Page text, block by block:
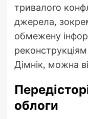
тривалого
джерела,
обмежену
Дімнік, можна
облоги